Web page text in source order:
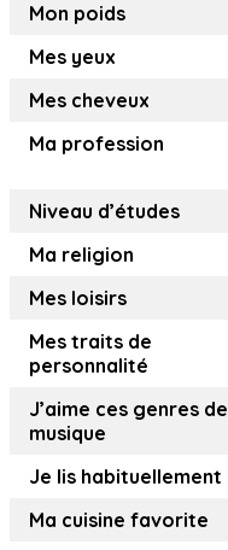
Mon poids
Mes yeux
Mes cheveux
Ma profession
Niveau d’études
Ma religion
Mes loisirs
Mes traits de
personnalité
J’aime ces genres de
musique
Je lis habituellement
Ma cuisine favorite